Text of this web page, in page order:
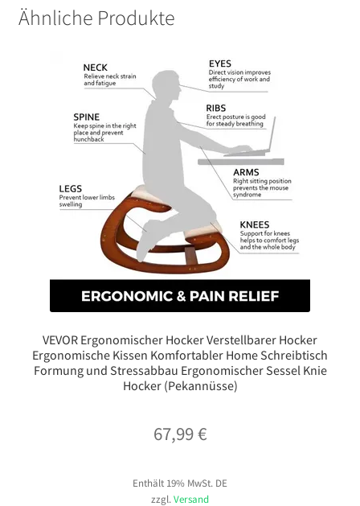
Ähnliche Produkte
VEVOR Ergonomischer Hocker Verstellbarer Hocker
Ergonomische Kissen Komfortabler Home Schreibtisch
Formung und Stressabbau Ergonomischer Sessel Knie
Hocker (Pekannüsse)
67,99€
Enthält 19% MwSt. DE
zzgl. Versand